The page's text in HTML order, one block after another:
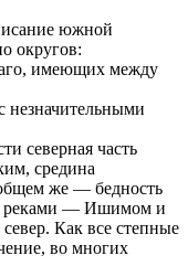
южной
округов:
имеющих между
незначительными
северная часть
средина
же — бедность
реками — Ишимом и
Как все степные
во многих